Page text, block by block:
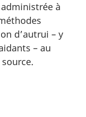
à
d’autrui – y
– au